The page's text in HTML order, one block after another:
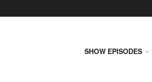
SHOW EPISODES